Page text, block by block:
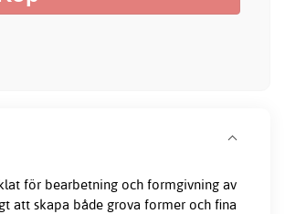
för bearbetning och formgivning av
att skapa både grova former och fina